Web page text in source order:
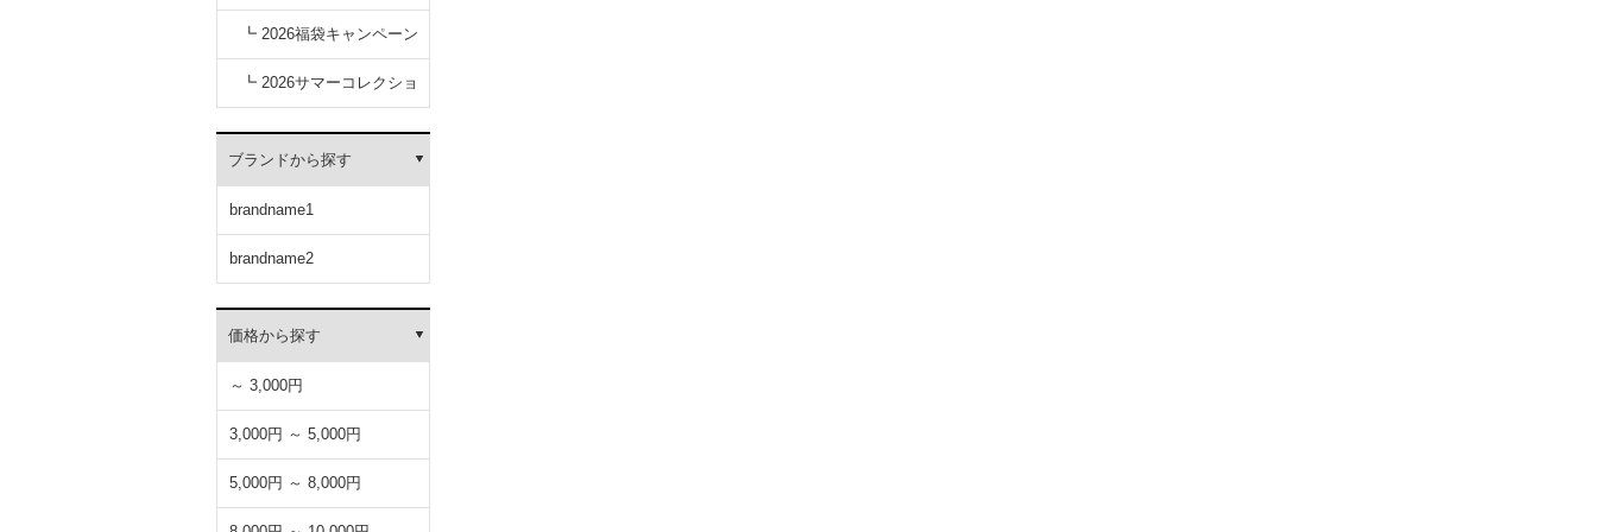
キャンペーン
┗ 2026福袋キャンペーン
┗ 2026サマーコレクショ
ン
ブランドから探す
brandname1
brandname2
価格から探す
～ 3,000円
3,000円 ～ 5,000円
5,000円 ～ 8,000円